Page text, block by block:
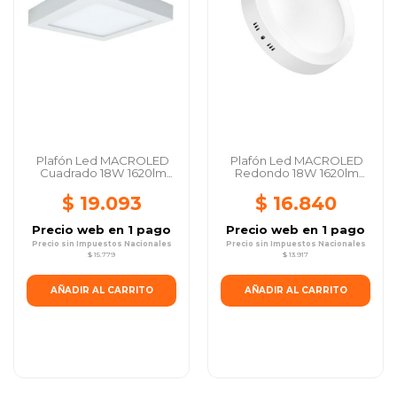
Plafón Led MACROLED
Cuadrado 18W 1620lm
$ 19.093
Precio web en 1 pago
Precio sin Impuestos Nacionales
$ 15.779
AÑADIR AL CARRITO
Plafón Led MACROLED
Redondo 18W 1620lm
$ 16.840
Precio web en 1 pago
Precio sin Impuestos Nacionales
$ 13.917
AÑADIR AL CARRITO